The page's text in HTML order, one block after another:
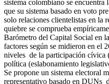
sistema colombiano se encuentra
que su sistema basado en voto
solo relaciones clientelistas en la
quiebre se comprueba
Barómetro del Capital Social en
factores según se midieron en el
niveles de la participación cívica
política (eslabonamiento
Se propone un sistema electoral
representativo basado en DUNs